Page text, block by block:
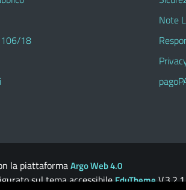
106/18
Note
la piattaformaArgo Web 4.0
sul tema accessibileEduTheme